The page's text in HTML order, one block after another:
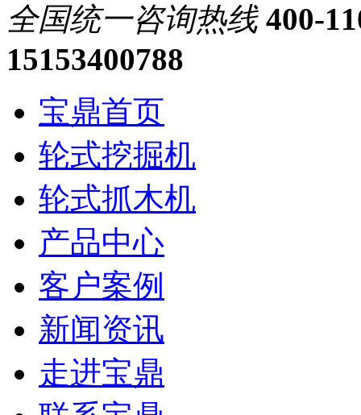
全国统一咨询热线 400-
15153400788
宝鼎首页
轮式挖掘机
轮式抓木机
产品中心
客户案例
新闻资讯
走进宝鼎